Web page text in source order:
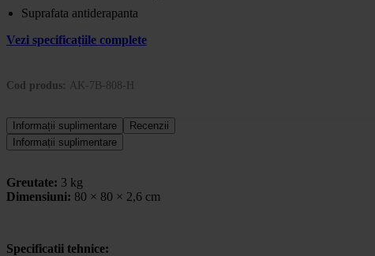
Suprafata antiderapanta
Vezi specificațiile complete
Cod produs: AK-7B-808-H
Informații suplimentare
Recenzii
Informații suplimentare
Greutate: 3 kg
Dimensiuni: 80 × 80 × 2,6 cm
Specificatii tehnice: